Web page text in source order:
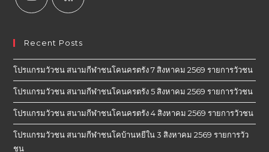
Recent Posts
โปรแกรมวัวชน สนามกีฬาชนโคนครตรัง 7 สิงหาคม 2569 รายการวัวชน
โปรแกรมวัวชน สนามกีฬาชนโคนครตรัง 5 สิงหาคม 2569 รายการวัวชน
โปรแกรมวัวชน สนามกีฬาชนโคนครตรัง 4 สิงหาคม 2569 รายการวัวชน
โปรแกรมวัวชน สนามกีฬาชนโคบ้านหยีใน 3 สิงหาคม 2569 รายการวัว
ชน